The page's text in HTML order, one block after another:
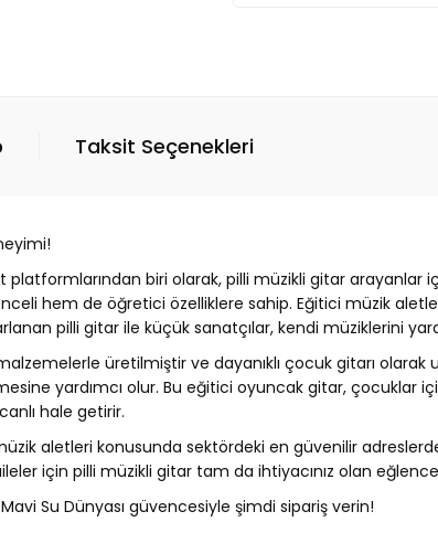
Taksit Seçenekleri
biri olarak, pilli müzikli gitar
hem de öğretici özelliklere sahip. Eğitici müzik
pilli gitar ile küçük sanatçılar, kendi müziklerini
üretilmiştir ve dayanıklı çocuk gitarı
yardımcı olur. Bu eğitici oyuncak gitar, çocuklar
hale getirir.
aletleri konusunda sektördeki en güvenilir
için pilli müzikli gitar tam da ihtiyacınız olan
Su Dünyası güvencesiyle şimdi sipariş verin!